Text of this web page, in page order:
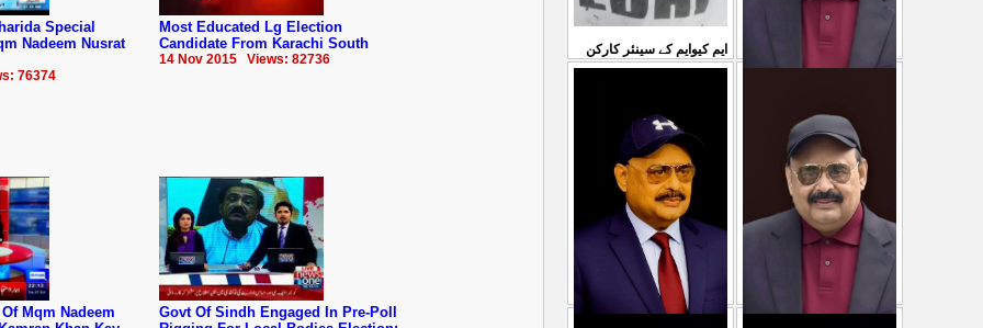
Special
Nadeem Nusrat
76374
Most Educated Lg Election
Candidate From Karachi South
14 Nov 2015 Views: 82736
Mqm Nadeem
Govt Of Sindh Engaged In Pre-Poll
ایم کیوایم کے سینئر کارکن
شہادت پر متحدہ قومی
سے ہولی کھیلنابند کی جائے،
الطاف حسین...